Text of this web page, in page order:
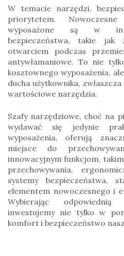
W temacie narzędzi,
priorytetem.
wyposażone są w
bezpieczeństwa, takie jak
otwarciem podczas
antywłamaniowe. To nie
kosztownego wyposażenia,
ducha użytkownika,
wartościowe narzędzia.
Szafy narzędziowe, choć na
wydawać się jedynie
wyposażenia, oferują
miejsce do
innowacyjnym funkcjom,
przechowywania,
systemy bezpieczeństwa,
elementem nowoczesnego i
Wybierając odpowiednią
inwestujemy nie tylko w
komfort i bezpieczeństwo